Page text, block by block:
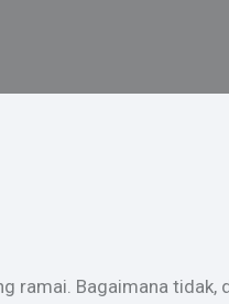
Bagaimana tidak,